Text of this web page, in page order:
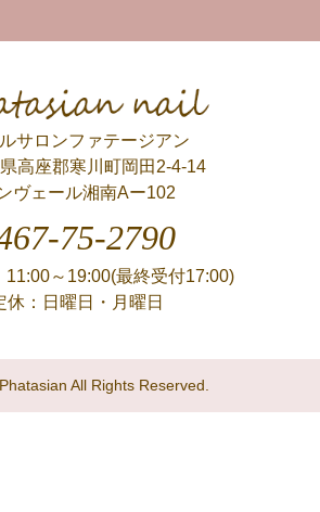
Phatasian nail
サロンファテージアン
高座郡寒川町岡田2-4-14
ヴェール湘南Aー102
75-2790
11:00～19:00(最終受付17:00)
休：日曜日・月曜日
All Rights Reserved.